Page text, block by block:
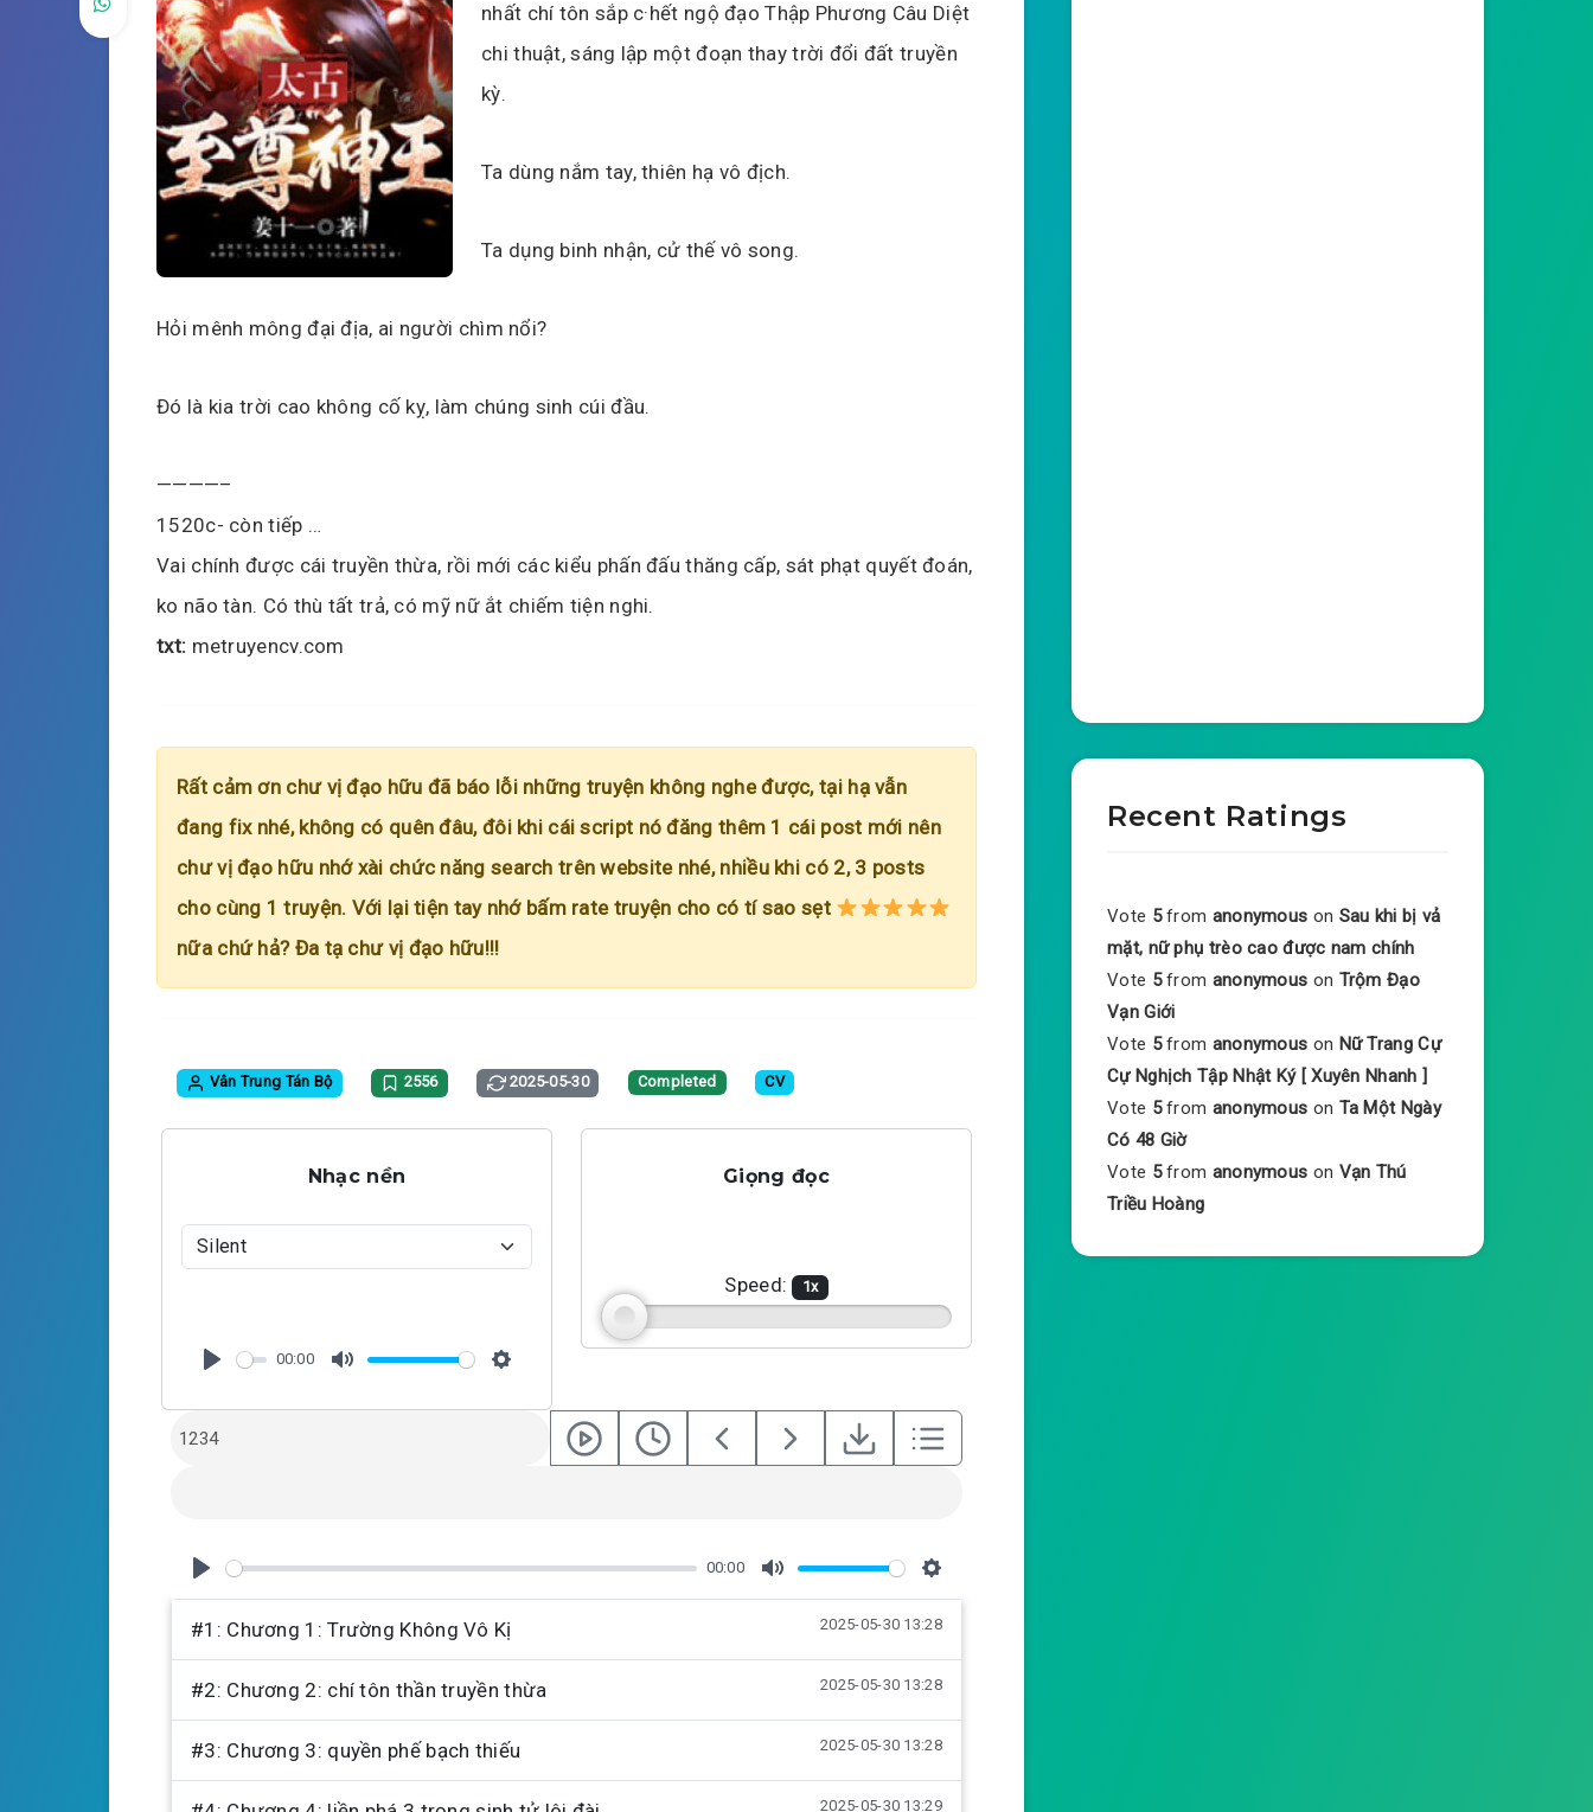
nhất chí tôn sắp c·hết ngộ đạo Thập Phương Câu Diệt
chi thuật, sáng lập một đoạn thay trời đổi đất truyền
kỳ.
Ta dùng nắm tay, thiên hạ vô địch.
Ta dụng binh nhận, cử thế vô song.
Hỏi mênh mông đại địa, ai người chìm nổi?
Đó là kia trời cao không cố kỵ, làm chúng sinh cúi đầu.
————–
1520c- còn tiếp …
Vai chính được cái truyền thừa, rồi mới các kiểu phấn đấu thăng cấp, sát phạt quyết đoán,
ko não tàn. Có thù tất trả, có mỹ nữ ắt chiếm tiện nghi.
txt: metruyencv.com
Rất cảm ơn chư vị đạo hữu đã báo lỗi những truyện không nghe được, tại hạ vẫn
đang fix nhé, không có quên đâu, đôi khi cái script nó đăng thêm 1 cái post mới nên
chư vị đạo hữu nhớ xài chức năng search trên website nhé, nhiều khi có 2, 3 posts
cho cùng 1 truyện. Với lại tiện tay nhớ bấm rate truyện cho có tí sao sẹt
nữa chứ hả? Đa tạ chư vị đạo hữu!!!
Vân Trung Tán Bộ 2556 2025-05-30 Completed CV
Nhạc nền
00:00
s
Giọng đọc
Speed: 1x
P
l
a
y
00:00
M
t
S
e
t
t
i
g
#1: Chương 1: Trường Không Vô Kị 2025-05-30 13:28
#2: Chương 2: chí tôn thần truyền thừa 2025-05-30 13:28
#3: Chương 3: quyền phế bạch thiếu 2025-05-30 13:28
2025-05-30 13:29
Recent Ratings
Vote 5 from anonymous on Sau khi bị vả
mặt, nữ phụ trèo cao được nam chính
Vote 5 from anonymous on Trộm Đạo
Vạn Giới
Vote 5 from anonymous on Nữ Trang Cự
Cự Nghịch Tập Nhật Ký [ Xuyên Nhanh ]
Vote 5 from anonymous on Ta Một Ngày
Có 48 Giờ
Vote 5 from anonymous on Vạn Thú
Triều Hoàng